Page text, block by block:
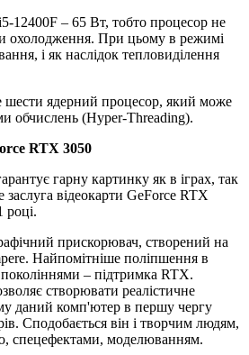
12400F – 65 Вт, тобто процесор не
охолодження. При цьому в режимі
і як наслідок тепловиділення
шести ядерний процесор, який може
обчислень (Hyper-Threading).
RTX 3050
гарну картинку як в іграх, так
заслуга відеокарти GeForce RTX
році.
прискорювач, створений на
Найпомітніше поліпшення в
– підтримка RTX.
створювати реалістичне
даний комп'ютер в першу чергу
Сподобається він і творчим людям,
спецефектами, моделюванням.